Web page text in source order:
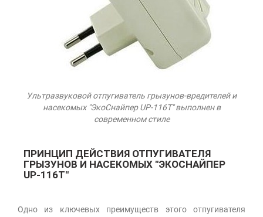
Ультразвуковой отпугиватель грызунов-вредителей и
насекомых "ЭкоСнайпер UP-116T" выполнен в
современном стиле
ПРИНЦИП ДЕЙСТВИЯ ОТПУГИВАТЕЛЯ
ГРЫЗУНОВ И НАСЕКОМЫХ "ЭКОСНАЙПЕР
UP-116T"
Одно из ключевых преимуществ этого отпугивателя